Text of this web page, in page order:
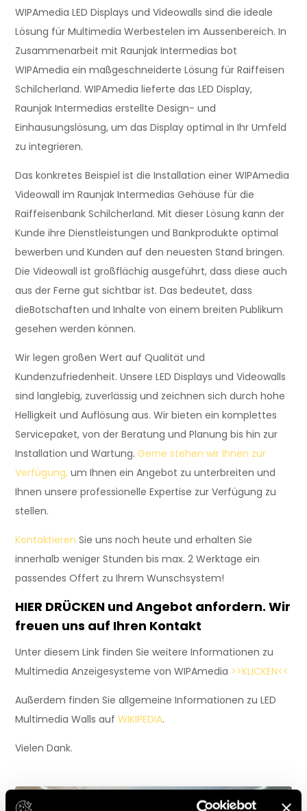
WIPAmedia LED Displays und Videowalls sind die ideale
Lösung für Multimedia Werbestelen im Aussenbereich. In
Zusammenarbeit mit Raunjak Intermedias bot
WIPAmedia ein maßgeschneiderte Lösung für Raiffeisen
Schilcherland. WIPAmedia lieferte das LED Display,
Raunjak Intermedias erstellte Design- und
Einhausungslösung, um das Display optimal in Ihr Umfeld
zu integrieren.
Das konkretes Beispiel ist die Installation einer WIPAmedia
Videowall im Raunjak Intermedias Gehäuse für die
Raiffeisenbank Schilcherland. Mit dieser Lösung kann der
Kunde ihre Dienstleistungen und Bankprodukte optimal
bewerben und Kunden auf den neuesten Stand bringen.
Die Videowall ist großflächig ausgeführt, dass diese auch
aus der Ferne gut sichtbar ist. Das bedeutet, dass
dieBotschaften und Inhalte von einem breiten Publikum
gesehen werden können.
Wir legen großen Wert auf Qualität und
Kundenzufriedenheit. Unsere LED Displays und Videowalls
sind langlebig, zuverlässig und zeichnen sich durch hohe
Helligkeit und Auflösung aus. Wir bieten ein komplettes
Servicepaket, von der Beratung und Planung bis hin zur
Installation und Wartung.Gerne stehen wir Ihnen zur
Verfügung, um Ihnen ein Angebot zu unterbreiten und
Ihnen unsere professionelle Expertise zur Verfügung zu
stellen.
Kontaktieren Sie uns noch heute und erhalten Sie
innerhalb weniger Stunden bis max. 2 Werktage ein
passendes Offert zu Ihrem Wunschsystem!
HIER DRÜCKEN und Angebot anfordern. Wir
freuen uns auf Ihren Kontakt
Unter diesem Link finden Sie weitere Informationen zu
Multimedia Anzeigesysteme von WIPAmedia >>KLICKEN<<
Außerdem finden Sie allgemeine Informationen zu LED
Multimedia Walls aufWIKIPEDIA.
Vielen Dank.